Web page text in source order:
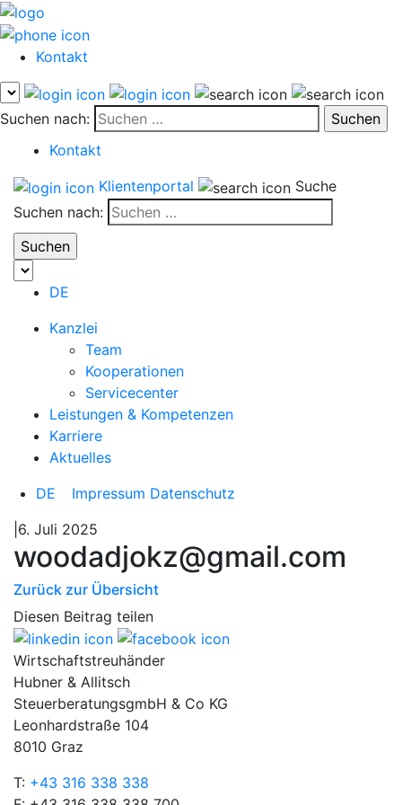
Kontakt
Suchen nach:
Kontakt
Klientenportal
Suche
Suchen nach:
DE
Kanzlei
Team
Kooperationen
Servicecenter
Leistungen & Kompetenzen
Karriere
Aktuelles
DE
Impressum Datenschutz
|6. Juli 2025
woodadjokz@gmail.com
Zurück zur Übersicht
Diesen Beitrag teilen
Wirtschaftstreuhänder
Hubner & Allitsch
SteuerberatungsgmbH & Co KG
Leonhardstraße 104
8010 Graz
T: +43 316 338 338